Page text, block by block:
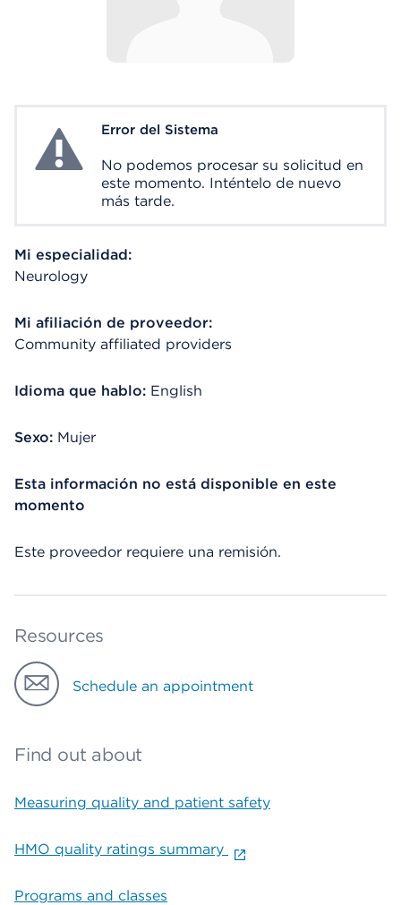
System ErrorError del Sistema
No podemos procesar su solicitud en
este momento. Inténtelo de nuevo
más tarde.
Mi especialidad:
Neurology
Mi afiliación de proveedor:
Community affiliated providers
Idioma que hablo: English
Sexo: Mujer
Esta información no está disponible en este
momento
Este proveedor requiere una remisión.
Resources
Schedule an appointment
Find out about
Measuring quality and patient safety
HMO quality ratings summary
Programs and classes